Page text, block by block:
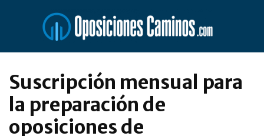
contenido
Suscripción mensual para
la preparación de
oposiciones de